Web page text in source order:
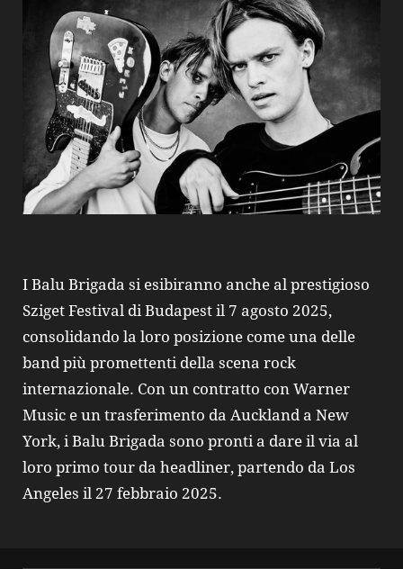
I Balu Brigada si esibiranno anche al prestigioso
Sziget Festival di Budapest il 7 agosto 2025,
consolidando la loro posizione come una delle
band più promettenti della scena rock
internazionale. Con un contratto con Warner
Music e un trasferimento da Auckland a New
York, i Balu Brigada sono pronti a dare il via al
loro primo tour da headliner, partendo da Los
Angeles il 27 febbraio 2025.